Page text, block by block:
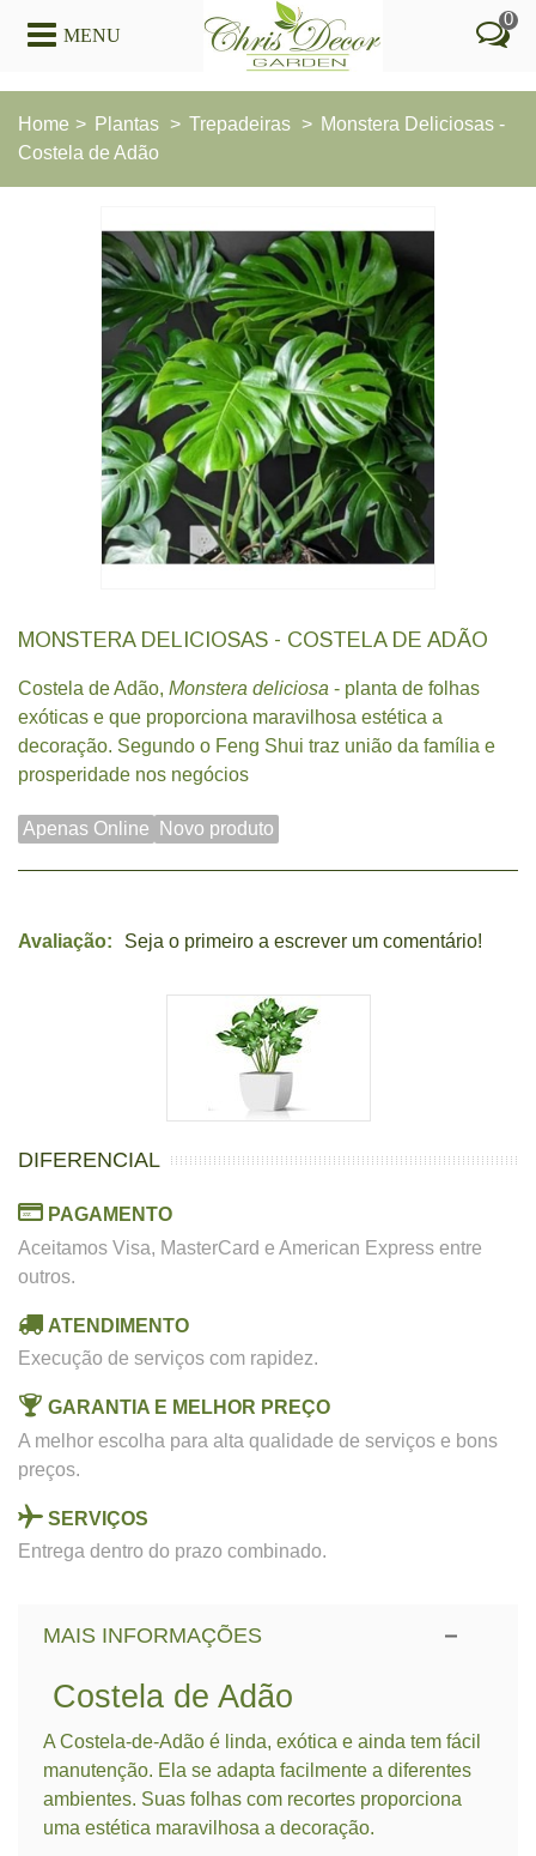
MENU
0
Home > Plantas > Trepadeiras > Monstera Deliciosas -
Costela de Adão
MONSTERA DELICIOSAS - COSTELA DE ADÃO
Costela de Adão, Monstera deliciosa - planta de folhas
exóticas e que proporciona maravilhosa estética a
decoração. Segundo o Feng Shui traz união da família e
prosperidade nos negócios
Apenas Online Novo produto
Avaliação: Seja o primeiro a escrever um comentário!
DIFERENCIAL
PAGAMENTO
Aceitamos Visa, MasterCard e American Express entre
outros.
ATENDIMENTO
Execução de serviços com rapidez.
GARANTIA E MELHOR PREÇO
A melhor escolha para alta qualidade de serviços e bons
preços.
SERVIÇOS
Entrega dentro do prazo combinado.
MAIS INFORMAÇÕES
Costela de Adão
A Costela-de-Adão é linda, exótica e ainda tem fácil
manutenção. Ela se adapta facilmente a diferentes
ambientes. Suas folhas com recortes proporciona
uma estética maravilhosa a decoração.